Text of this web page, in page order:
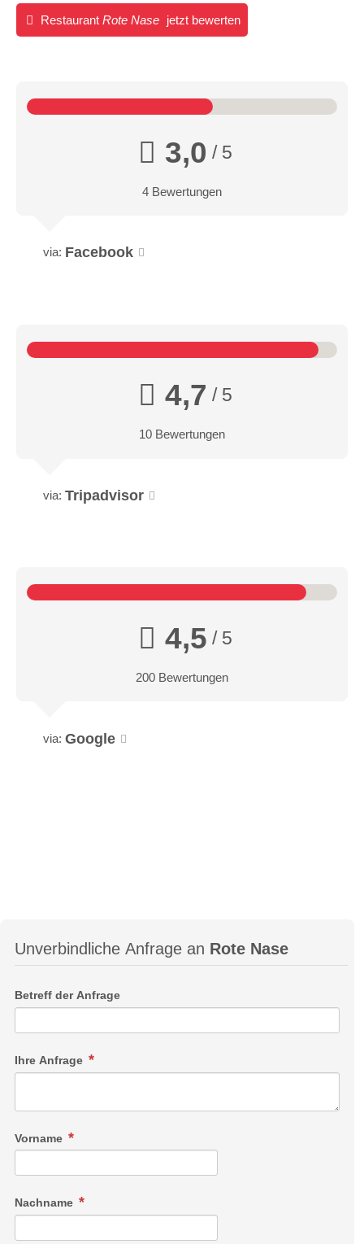
Restaurant Rote Nase jetzt bewerten
3,0 / 5
4 Bewertungen
via: Facebook
4,7 / 5
10 Bewertungen
via: Tripadvisor
4,5 / 5
200 Bewertungen
via: Google
Unverbindliche Anfrage an Rote Nase
Betreff der Anfrage
Ihre Anfrage
Vorname
Nachname